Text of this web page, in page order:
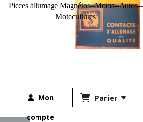
Pieces allumage Magnétos--Motos--Autos--
Motocultures
Mon
compte
Panier